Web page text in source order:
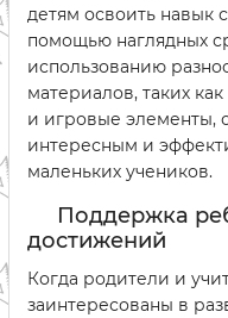
детям освоить навык
помощью наглядных
использованию
материалов, таких
и игровые элементы,
интересным и
маленьких учеников.
Поддержка
достижений
Когда родители и
заинтересованы в